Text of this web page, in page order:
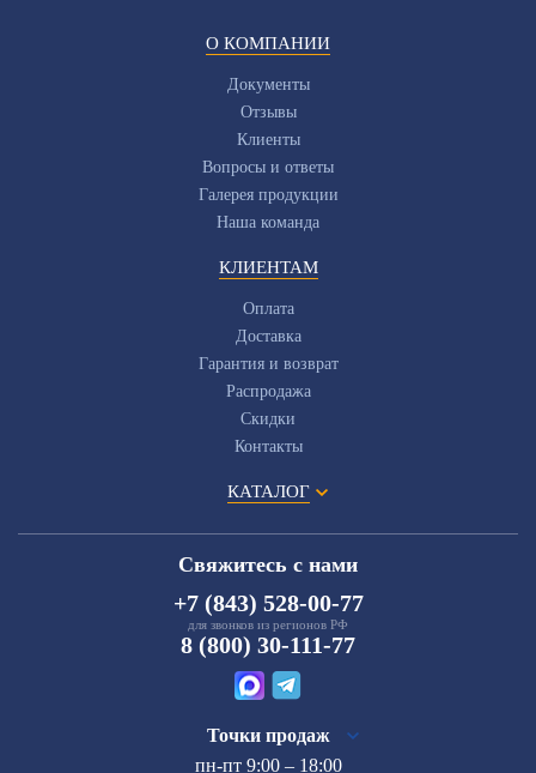
О КОМПАНИИ
Документы
Отзывы
Клиенты
Вопросы и ответы
Галерея продукции
Наша команда
КЛИЕНТАМ
Оплата
Доставка
Гарантия и возврат
Распродажа
Скидки
Контакты
КАТАЛОГ
Свяжитесь с нами
+7 (843) 528-00-77
для звонков из регионов РФ
8 (800) 30-111-77
Точки продаж
пн-пт 9:00 – 18:00